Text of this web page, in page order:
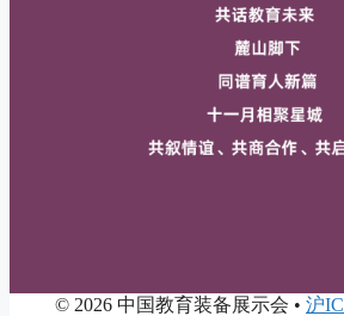
© 2026 中国教育装备展示会 • 沪